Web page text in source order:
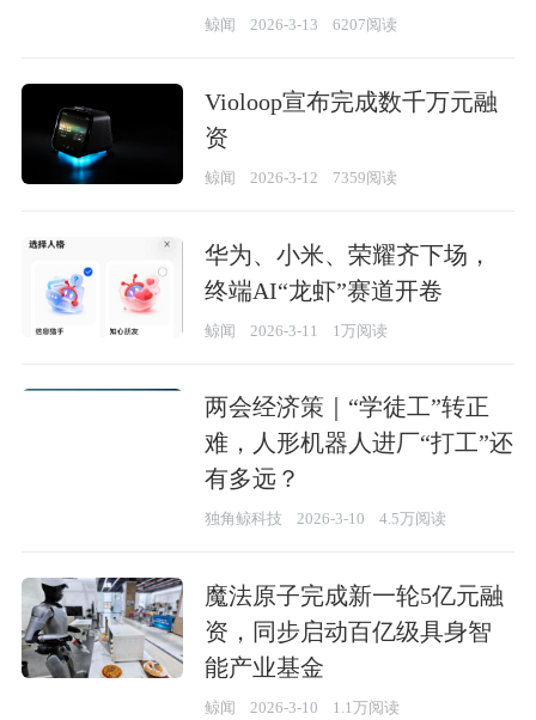
鲸闻 2026-3-13 6207阅读
Violoop宣布完成数千万元融
资
鲸闻 2026-3-12 7359阅读
华为、小米、荣耀齐下场，
终端AI“龙虾”赛道开卷
鲸闻 2026-3-11 1万阅读
两会经济策｜“学徒工”转正
难，人形机器人进厂“打工”还
有多远？
独角鲸科技 2026-3-10 4.5万阅读
魔法原子完成新一轮5亿元融
资，同步启动百亿级具身智
能产业基金
鲸闻 2026-3-10 1.1万阅读